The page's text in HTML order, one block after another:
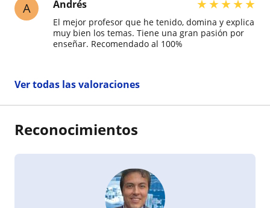
A Andrés ★★★★★
El mejor profesor que he tenido, domina y explica
muy bien los temas. Tiene una gran pasión por
enseñar. Recomendado al 100%
Ver todas las valoraciones
Reconocimientos